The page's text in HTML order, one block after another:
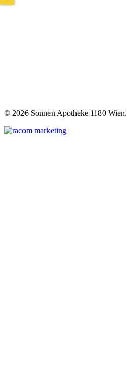
© 2026 Sonnen Apotheke 1180 Wien.